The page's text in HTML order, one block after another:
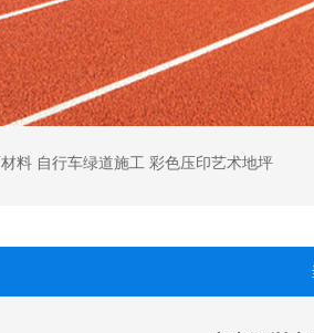
料 自行车绿道施工 彩色压印艺术地坪